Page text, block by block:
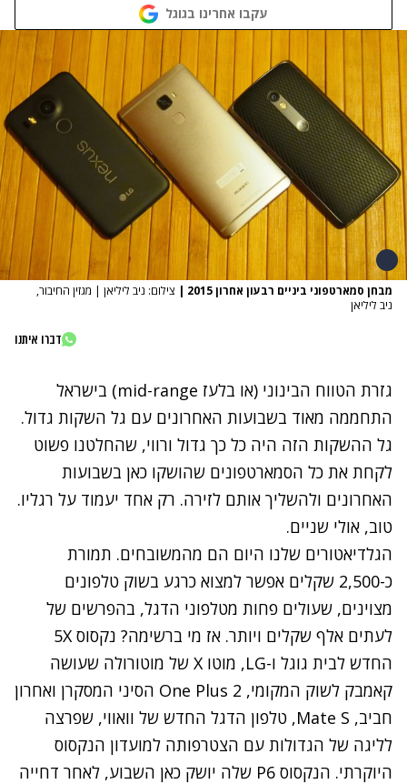
עקבו אחרינו בגוגל
מבחן סמארטפוני ביניים רבעון אחרון 2015 | צילום: ניב ליליאן | מגזין החיבור,
ניב ליליאן
דברו איתנו
גזרת הטווח הבינוני (או בלעז mid-range) בישראל
התחממה מאוד בשבועות האחרונים עם גל השקות גדול.
גל ההשקות הזה היה כל כך גדול ורווי, שהחלטנו פשוט
לקחת את כל הסמארטפונים שהושקו כאן בשבועות
האחרונים ולהשליך אותם לזירה. רק אחד יעמוד על רגליו.
טוב, אולי שניים.
הגלדיאטורים שלנו היום הם מהמשובחים. תמורת
כ-2,500 שקלים אפשר למצוא כרגע בשוק טלפונים
מצוינים, שעולים פחות מטלפוני הדגל, בהפרשים של
לעתים אלף שקלים ויותר. אז מי ברשימה? נקסוס 5X
החדש לבית גוגל ו-LG, מוטו X של מוטורולה שעושה
קאמבק לשוק המקומי, One Plus 2 הסיני המסקרן ואחרון
חביב, Mate S, טלפון הדגל החדש של וואווי, שפרצה
לליגה של הגדולות עם הצטרפותה למועדון הנקסוס
היוקרתי. הנקסוס P6 שלה יושק כאן השבוע,
לאחר דחייה